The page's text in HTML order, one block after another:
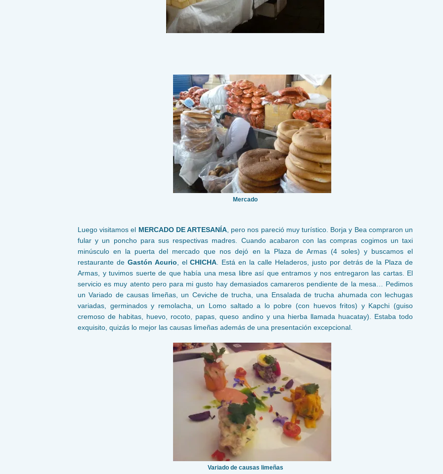
Mercado
Luego visitamos el MERCADO DE ARTESANÍA , pero nos pareció muy turístico. Borja y Bea compraron un
fular y un poncho para sus respectivas madres. Cuando acabaron con las compras cogimos un taxi
minúsculo en la puerta del mercado que nos dejó en la Plaza de Armas (4 soles) y buscamos el
restaurante de Gastón Acurio , elCHICHA . Está en la calle Heladeros, justo por detrás de la Plaza de
Armas, y tuvimos suerte de que había una mesa libre así que entramos y nos entregaron las cartas. El
servicio es muy atento pero para mi gusto hay demasiados camareros pendiente de la mesa… Pedimos
un Variado de causas limeñas, un Ceviche de trucha, una Ensalada de trucha ahumada con lechugas
variadas, germinados y remolacha, un Lomo saltado a lo pobre (con huevos fritos) y Kapchi (guiso
cremoso de habitas, huevo, rocoto, papas, queso andino y una hierba llamada huacatay). Estaba todo
exquisito, quizás lo mejor las causas limeñas además de una presentación excepcional.
Variado de causas limeñas